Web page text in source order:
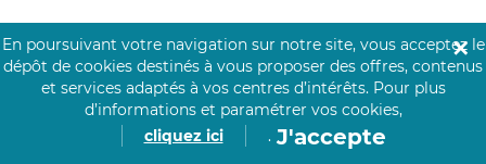
Protection des Données
En poursuivant votre navigation sur notre site, vous acceptez le
dépôt de cookies destinés à vous proposer des offres, contenus
et services adaptés à vos centres d’intérêts. Pour plus
d’informations et paramétrer vos cookies,
cliquez ici
. J'accepte
✕